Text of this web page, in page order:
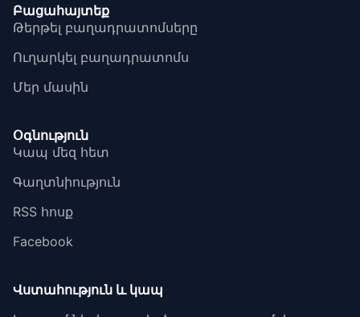
Բացահայտեք
Թերթել բաղադրատոմսերը
Ուղարկել բաղադրատոմս
Մեր մասին
Օգնություն
Կապ մեզ հետ
Գաղտնիություն
RSS հոսք
Facebook
Վստահություն և կապ